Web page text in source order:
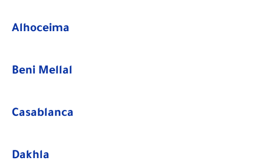
Alhoceima
Beni Mellal
Casablanca
Dakhla